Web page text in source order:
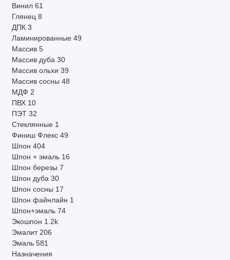
Винил 61
Глянец 8
ДПК 3
Ламинированные 49
Массив 5
Массив дуба 30
Массив ольхи 39
Массив сосны 48
МДФ 2
ПВХ 10
ПЭТ 32
Стеклянные 1
Финиш Флекс 49
Шпон 404
Шпон + эмаль 16
Шпон березы 7
Шпон дуба 30
Шпон сосны 17
Шпон файнлайн 1
Шпон+эмаль 74
Экошпон 1.2k
Эмалит 206
Эмаль 581
Назначения